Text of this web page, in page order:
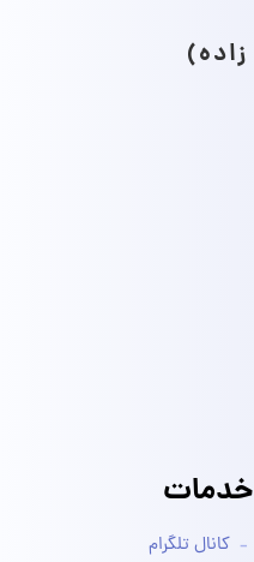
خدمات
کانال تلگرام